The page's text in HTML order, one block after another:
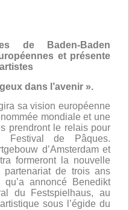
de Baden-Baden
et présente
dans l’avenir ».
sa vision européenne
mondiale et une
prendront le relais pour
Festival de Pâques.
d’Amsterdam et
formeront la nouvelle
de trois ans
annoncé Benedikt
du Festspielhaus, au
sous l’égide du